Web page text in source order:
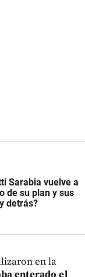
Sarabia vuelve a
de su plan y sus
detrás?
en la